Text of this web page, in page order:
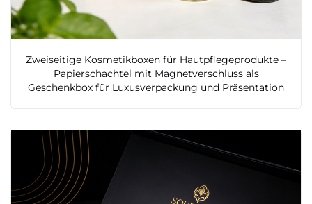
Zweiseitige Kosmetikboxen für Hautpflegeprodukte –
Papierschachtel mit Magnetverschluss als
Geschenkbox für Luxusverpackung und Präsentation